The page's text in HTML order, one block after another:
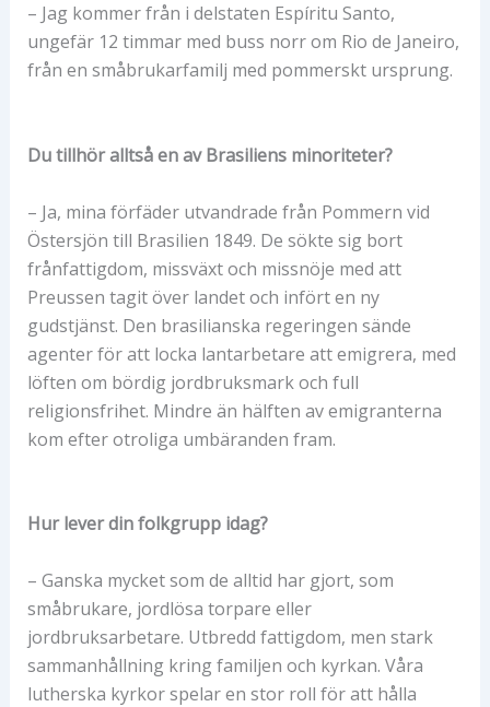
– Jag kommer från i delstaten Espíritu Santo,
ungefär 12 timmar med buss norr om Rio de Janeiro,
från en småbrukarfamilj med pommerskt ursprung.
Du tillhör alltså en av Brasiliens minoriteter?
– Ja, mina förfäder utvandrade från Pommern vid
Östersjön till Brasilien 1849. De sökte sig bort
frånfattigdom, missväxt och missnöje med att
Preussen tagit över landet och infört en ny
gudstjänst. Den brasilianska regeringen sände
agenter för att locka lantarbetare att emigrera, med
löften om bördig jordbruksmark och full
religionsfrihet. Mindre än hälften av emigranterna
kom efter otroliga umbäranden fram.
Hur lever din folkgrupp idag?
– Ganska mycket som de alltid har gjort, som
småbrukare, jordlösa torpare eller
jordbruksarbetare. Utbredd fattigdom, men stark
sammanhållning kring familjen och kyrkan. Våra
lutherska kyrkor spelar en stor roll för att hålla